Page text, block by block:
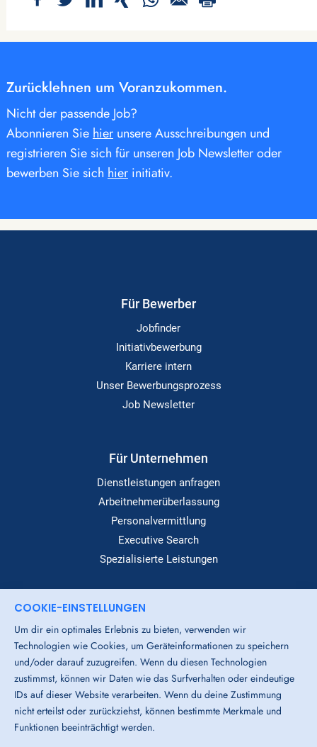
Zurücklehnen um Voranzukommen.
Nicht der passende Job?
Abonnieren Siehierunsere Ausschreibungen und
registrieren Sie sich für unseren Job Newsletter oder
bewerben Sie sich hierinitiativ.
Für Bewerber
Jobfinder
Initiativbewerbung
Karriere intern
Unser Bewerbungsprozess
Job Newsletter
Für Unternehmen
Dienstleistungen anfragen
Arbeitnehmerüberlassung
Personalvermittlung
Executive Search
Spezialisierte Leistungen
Dialog
Standorte
Über Uns
Login-Bereich
Downloads
COOKIE-EINSTELLUNGEN
Um dir ein optimales Erlebnis zu bieten, verwenden wir
Technologien wie Cookies, um Geräteinformationen zu speichern
und/oder darauf zuzugreifen. Wenn du diesen Technologien
zustimmst, können wir Daten wie das Surfverhalten oder eindeutige
IDs auf dieser Website verarbeiten. Wenn du deine Zustimmung
nicht erteilst oder zurückziehst, können bestimmte Merkmale und
Funktionen beeinträchtigt werden.